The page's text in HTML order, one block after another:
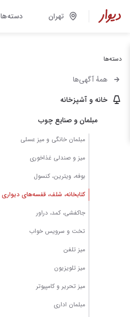
تهران دسته‌ها
دسته‌ها
همهٔ آگهی‌ها
خانه و آشپزخانه
مبلمان و صنایع چوب
مبلمان خانگی و میز عسلی
میز و صندلی غذاخوری
بوفه، ویترین، کنسول
کتابخانه، شلف، قفسه‌های دیواری
جاکفشی، کمد، دراور
تخت و سرویس خواب
میز تلفن
میز تلویزیون
میز تحریر و کامپیوتر
مبلمان اداری